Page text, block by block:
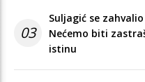
03
Suljagić se
Nećemo biti
istinu